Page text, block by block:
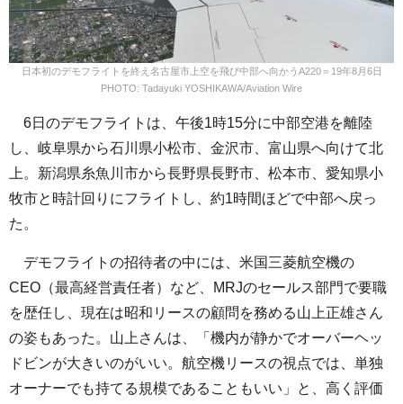
日本初のデモフライトを終え名古屋市上空を飛び中部へ向かうA220＝19年8月6日
PHOTO: Tadayuki YOSHIKAWA/Aviation Wire
6日のデモフライトは、午後1時15分に中部空港を離陸
し、岐阜県から石川県小松市、金沢市、富山県へ向けて北
上。新潟県糸魚川市から長野県長野市、松本市、愛知県小
牧市と時計回りにフライトし、約1時間ほどで中部へ戻っ
た。
デモフライトの招待者の中には、米国三菱航空機の
CEO（最高経営責任者）など、MRJのセールス部門で要職
を歴任し、現在は昭和リースの顧問を務める山上正雄さん
の姿もあった。山上さんは、「機内が静かでオーバーヘッ
ドビンが大きいのがいい。航空機リースの視点では、単独
オーナーでも持てる規模であることもいい」と、高く評価